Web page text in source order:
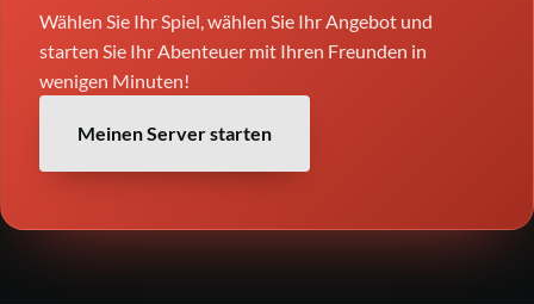
CurseForge Modrinth
dedizierte Guides vorbereitet
Wählen Sie Ihr Spiel, wählen Sie Ihr Angebot und
starten Sie Ihr Abenteuer mit Ihren Freunden in
wenigen Minuten!
Meinen Server starten